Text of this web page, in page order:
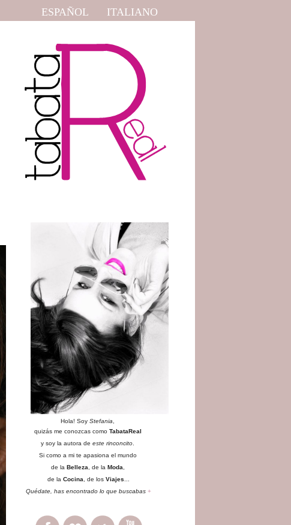
ESPAÑOL ITALIANO
Hola! Soy Stefania
quizás me conozcas como TabataReal
y soy la autora de este rinconcito
Si como a mi te apasiona el mundo
de la Belleza , de la Moda
de la Cocina , de los Viajes
Quédate , has encontrado lo que buscabas +